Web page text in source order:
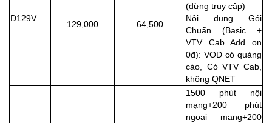
D129V
129,000 64,500
(dừng truy cập)
Nội dung Gói
Chuẩn (Basic +
VTV Cab Add on
0đ): VOD có quảng
cáo, Có VTV Cab,
không QNET
1500 phút nội
mạng+200 phút
ngoại mạng+200